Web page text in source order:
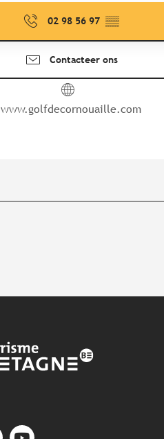
02 98 56 97 ▒▒
Contacteer ons
www.golfdecornouaille.com